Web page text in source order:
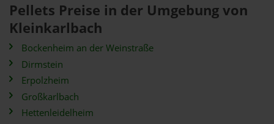
Pellets Preise in der Umgebung von
Kleinkarlbach
Bockenheim an der Weinstraße
Dirmstein
Erpolzheim
Großkarlbach
Hettenleidelheim